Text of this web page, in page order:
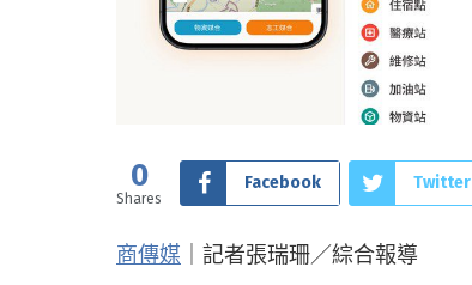
0
Shares
Facebook Twitter
商傳媒 ｜記者張瑞珊／綜合報導